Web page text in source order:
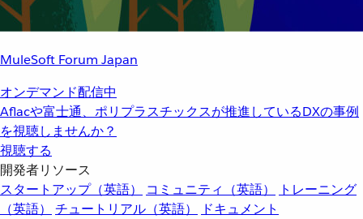
MuleSoft Forum Japan
オンデマンド配信中
Aflacや富士通、ポリプラスチックスが推進しているDXの事例
を視聴しませんか？
視聴する
開発者リソース
スタートアップ（英語）
コミュニティ（英語）
トレーニング
（英語）
チュートリアル（英語）
ドキュメント